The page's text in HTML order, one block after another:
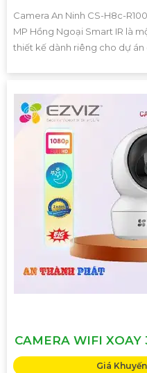
Camera An Ninh CS-H8c-
MP Hồng Ngoại Smart IR là
thiết kế dành riêng cho dự án
CAMERA WIFI XOAY
Giá